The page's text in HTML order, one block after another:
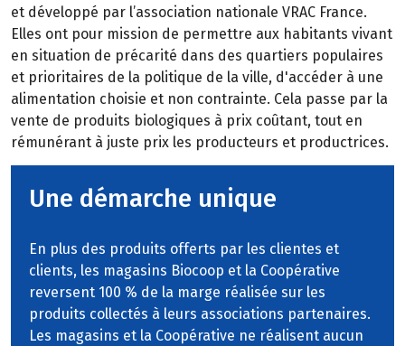
et développé par l’association nationale VRAC France.
Elles ont pour mission de permettre aux habitants vivant
en situation de précarité dans des quartiers populaires
et prioritaires de la politique de la ville, d'accéder à une
alimentation choisie et non contrainte. Cela passe par la
vente de produits biologiques à prix coûtant, tout en
rémunérant à juste prix les producteurs et productrices.
Une démarche unique
En plus des produits offerts par les clientes et
clients, les magasins Biocoop et la Coopérative
reversent 100 % de la marge réalisée sur les
produits collectés à leurs associations partenaires.
Les magasins et la Coopérative ne réalisent aucun